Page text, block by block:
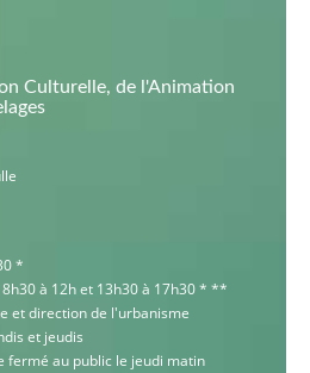
Culturelle, de l'Animation
*
à 12h et 13h30 à 17h30 * **
et direction de l'urbanisme
et jeudis
fermé au public le jeudi matin